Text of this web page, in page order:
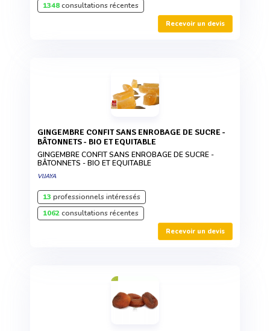
1348consultations récentes
Recevoir un devis
GINGEMBRE CONFIT SANS ENROBAGE DE SUCRE -
BÂTONNETS - BIO ET EQUITABLE
GINGEMBRE CONFIT SANS ENROBAGE DE SUCRE -
BÂTONNETS - BIO ET EQUITABLE
VIJAYA
13 professionnels intéressés
1062consultations récentes
Recevoir un devis